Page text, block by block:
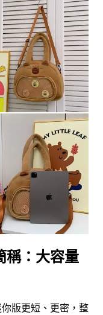
稱：大容量
版更短、更密，整